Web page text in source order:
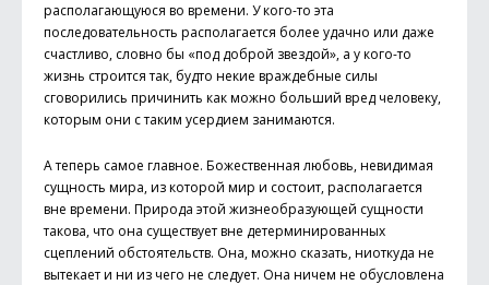
располагающуюся во времени. У кого-то эта
последовательность располагается более удачно или даже
счастливо, словно бы «под доброй звездой», а у кого-то
жизнь строится так, будто некие враждебные силы
сговорились причинить как можно больший вред человеку,
которым они с таким усердием занимаются.
А теперь самое главное. Божественная любовь, невидимая
сущность мира, из которой мир и состоит, располагается
вне времени. Природа этой жизнеобразующей сущности
такова, что она существует вне детерминированных
сцеплений обстоятельств. Она, можно сказать, ниоткуда не
вытекает и ни из чего не следует. Она ничем не обусловлена